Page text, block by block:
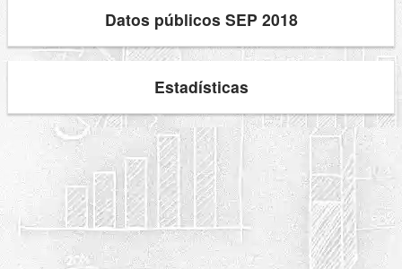
Datos públicos SEP 2018
Estadísticas